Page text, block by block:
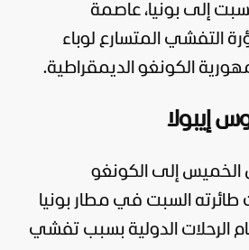
إلى بونيا، عاصمة
التفشي المتسارع لوباء
الكونغو الديمقراطية.
إيبولا
إلى الكونغو
طائرته السبت في مطار بونيا
الرحلات الدولية بسبب تفشي